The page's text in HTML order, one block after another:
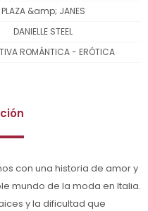
PLAZA &amp; JANES
DANIELLE STEEL
ROMÁNTICA - ERÓTICA
con una historia de amor y
mundo de la moda en Italia.
y la dificultad que